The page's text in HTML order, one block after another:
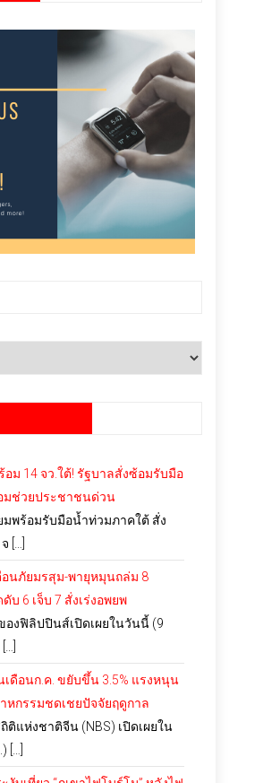
อม 14 จว.ใต้! รัฐบาลสั่งซ้อมรับมือ
มช่วยประชาชนด่วน
มพร้อมรับมือน้ำท่วมภาคใต้ สั่ง
[…]
นภัยมรสุม-พายุหมุนถล่ม 8
บ 6 เจ็บ 7 สั่งเร่งอพยพ
องฟิลิปปินส์เปิดเผยในวันนี้ (9
เดือนก.ค. ขยับขึ้น 3.5% แรงหนุน
หกรรมชดเชยปัจจัยฤดูกาล
ติแห่งชาติจีน (NBS) เปิดเผยใน
[…]